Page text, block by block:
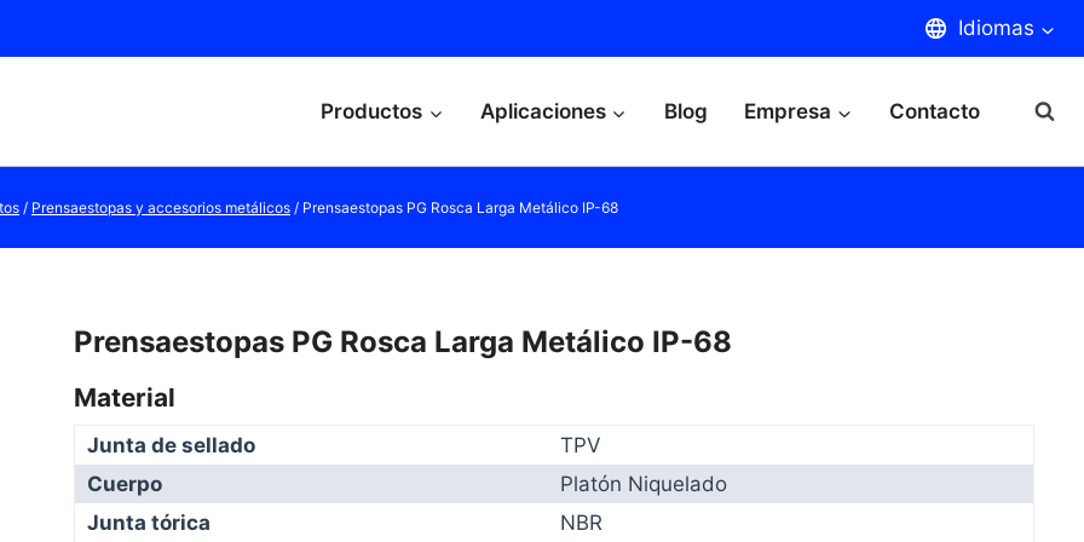
Idiomas
Productos Aplicaciones Blog Empresa Contacto
/ Prensaestopas y accesorios metálicos / Prensaestopas PG Rosca Larga Metálico IP-68
Prensaestopas PG Rosca Larga Metálico IP-68
Material
Junta de sellado
TPV
Cuerpo
Platón Niquelado
Junta tórica
NBR